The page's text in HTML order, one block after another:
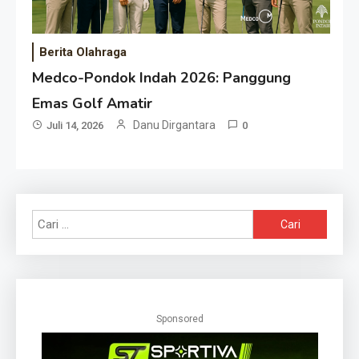
Berita Olahraga
Medco-Pondok Indah 2026: Panggung
Emas Golf Amatir
Juli 14, 2026 Danu Dirgantara 0
untuk:
Sponsored